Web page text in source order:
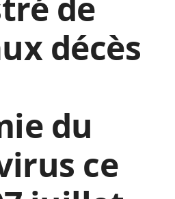
décès
du
ce